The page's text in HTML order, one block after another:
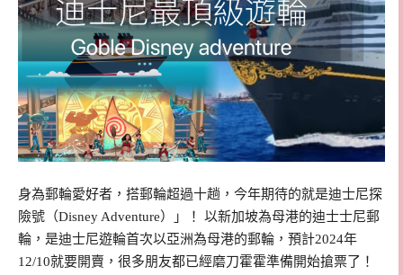
身為郵輪愛好者，搭郵輪超過十趟，今年期待的就是迪士尼探
險號（Disney Adventure）」！ 以新加坡為母港的迪士士尼郵
輪，是迪士尼遊輪首次以亞洲為母港的郵輪，預計2024年
12/10就要開賣，很多朋友都已經磨刀霍霍準備開始搶票了！